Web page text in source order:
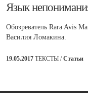
​Язык
Обозреватель Rara Avis
Василия Ломакина.
19.05.2017 ТЕКСТЫ /Статьи